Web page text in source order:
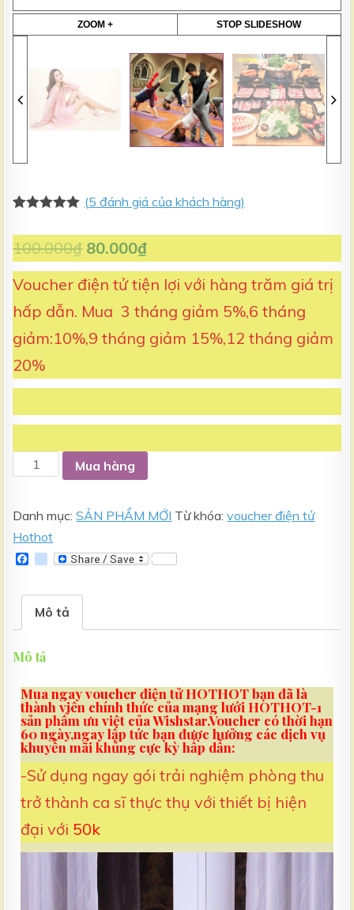
ZOOM + STOP SLIDESHOW
dựa trên
đánh giá
(5 đánh giá của khách hàng)
100.000₫ 80.000₫
Voucher điện tử tiện lợi với hàng trăm giá trị
hấp dẫn. Mua 3 tháng giảm 5%,6 tháng
giảm:10%,9 tháng giảm 15%,12 tháng giảm
20%
Mua hàng
Danh mục:SẢN PHẨM MỚI Từ khóa:voucher điện tử
Hothot
F
e
b
o
k
g
g
l
e
k
m
a
r
k
s
Mô tả
Mô tả
Mua ngay voucher điện tử HOTHOT bạn đã là
thành viên chính thức của mạng lưới HOTHOT-1
sản phẩm ưu việt của Wishstar.Voucher có thời hạn
60 ngày,ngay lập tức bạn được hưởng các dịch vụ
khuyễn mãi khủng cực kỳ hấp dẫn:
-Sử dụng ngay gói trải nghiệm phòng thu
trở thành ca sĩ thực thụ với thiết bị hiện
đại với 50k